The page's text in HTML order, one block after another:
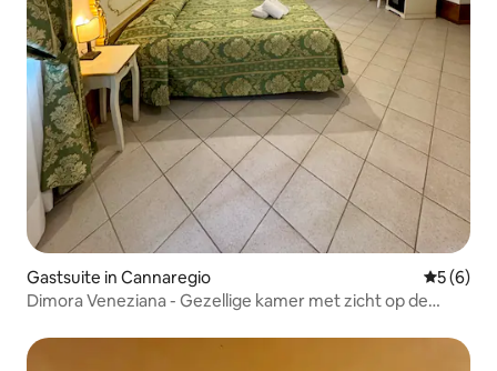
Gastsuite in Cannaregio
5 (6)
Dimora Veneziana - Gezellige kamer met zicht op de